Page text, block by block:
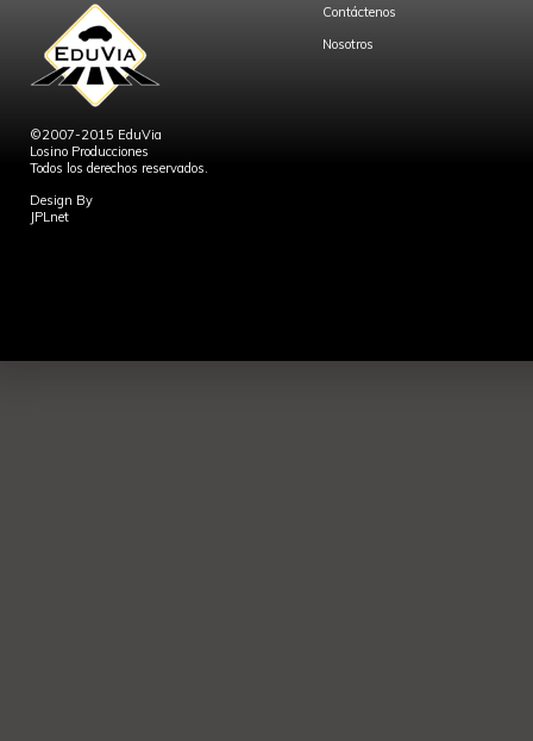
©2007-2015 EduVia
Losino Producciones
Todos los derechos reservados.
Design By
JPLnet
Contáctenos
Nosotros